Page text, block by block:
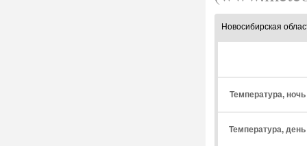
Новосибирская
Температура, ночь
Температура,